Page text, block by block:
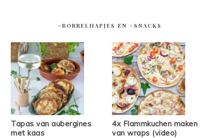
#BORRELHAPJES EN #SNACKS
Tapas van aubergines
met kaas
4x Flammkuchen maken
van wraps (video)